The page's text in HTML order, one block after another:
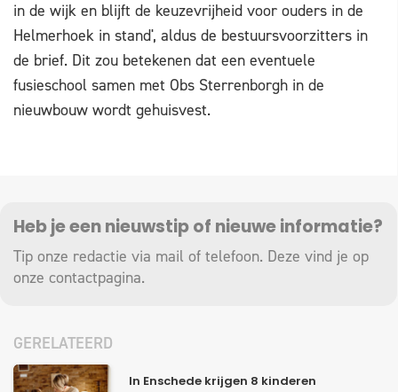
in de wijk en blijft de keuzevrijheid voor ouders in de
Helmerhoek in stand', aldus de bestuursvoorzitters in
de brief. Dit zou betekenen dat een eventuele
fusieschool samen met Obs Sterrenborgh in de
nieuwbouw wordt gehuisvest.
Heb je een nieuwstip of nieuwe informatie?
Tip onze redactie via mail of telefoon. Deze vind je op
onze contactpagina.
GERELATEERD
In Enschede krijgen 8 kinderen